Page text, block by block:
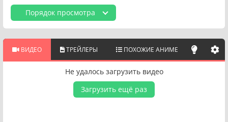
Порядок просмотра
ВИДЕО ТРЕЙЛЕРЫ ПОХОЖИЕ АНИМЕ
Не удалось загрузить видео
Загрузить ещё раз